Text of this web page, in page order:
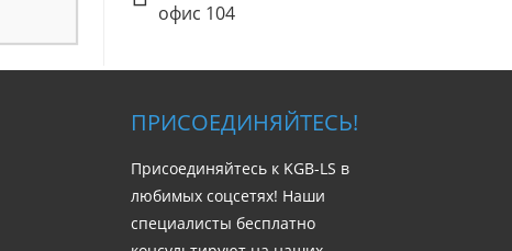
офис 104
ПРИСОЕДИНЯЙТЕСЬ!
Присоединяйтесь к KGB-LS в
любимых соцсетях! Наши
специалисты бесплатно